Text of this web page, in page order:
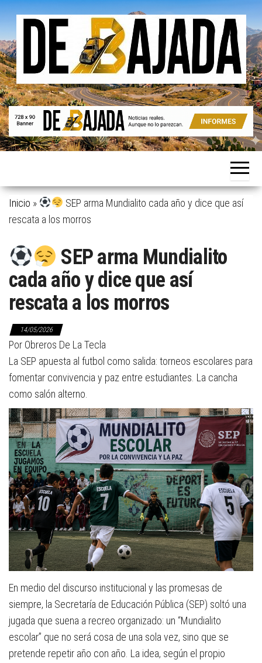
Saltar
contenido
De
Bajada
Noticias
Aunque
parezcan.
Inicio »
SEP arma Mundialito cada año y dice que así
rescata a los morros
SEP arma Mundialito
cada año y dice que así
rescata a los morros
14/05/2026
Por Obreros De La Tecla
La SEP apuesta al futbol como salida: torneos escolares para
fomentar convivencia y paz entre estudiantes. La cancha
como salón alterno.
En medio del discurso institucional y las promesas de
siempre, la Secretaría de Educación Pública (SEP) soltó una
jugada que suena a recreo organizado: un “Mundialito
escolar” que no será cosa de una sola vez, sino que se
pretende repetir año con año. La idea, según el propio